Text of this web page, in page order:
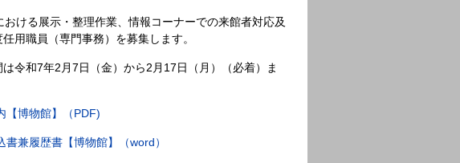
ける展示・整理作業、情報コーナーでの来館者対応及
用職員（専門事務）を募集します。
令和7年2月7日（金）から2月17日（月）（必着）ま
【博物館】（PDF)
兼履歴書【博物館】（word）